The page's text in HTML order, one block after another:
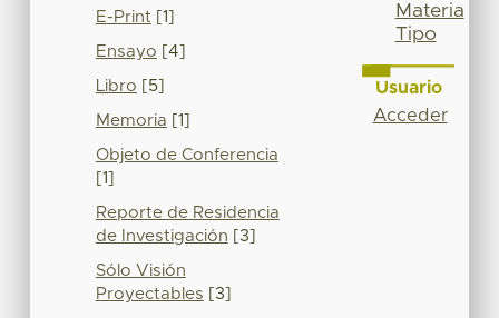
E-Print [1]
Ensayo [4]
Libro [5]
Memoria [1]
Objeto de Conferencia
[1]
Reporte de Residencia
de Investigación [3]
Sólo Visión
Proyectables [3]
Materia
Tipo
Usuario
Acceder